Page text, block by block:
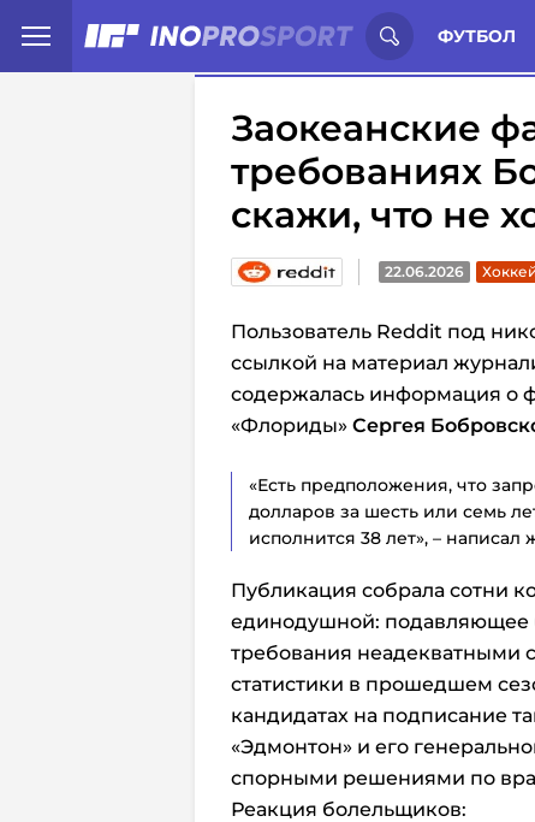
ФУТБОЛ
Иностранцы о спорте России:
Заокеанские
требованиях
скажи, что не
22.06.2026
Пользователь Reddit под
ссылкой на материал
содержалась информация о
«Флориды» Сергея
«Есть предположения, что
долларов за шесть или семь
исполнится 38 лет», – написал
Публикация собрала сотни
единодушной: подавляющее
требования неадекватными
статистики в прошедшем
кандидатах на подписание
«Эдмонтон» и его
спорными решениями по
Реакция болельщиков: